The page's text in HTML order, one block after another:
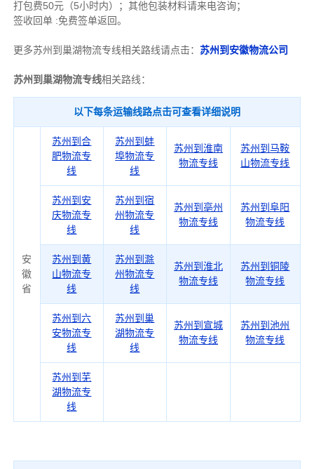
打包费50元（5小时内）；其他包装材料请来电咨询；
签收回单 :免费签单返回。
更多苏州到巢湖物流专线相关路线请点击： 苏州到安徽物流公司
苏州到巢湖物流专线相关路线：
以下每条运输线路点击可查看详细说明
安
徽
省
苏州到合
肥物流专
线
苏州到蚌
埠物流专
线
苏州到淮南
物流专线
苏州到马鞍
山物流专线
苏州到安
庆物流专
线
苏州到宿
州物流专
线
苏州到亳州
物流专线
苏州到阜阳
物流专线
苏州到黄
山物流专
线
苏州到滁
州物流专
线
苏州到淮北
物流专线
苏州到铜陵
物流专线
苏州到六
安物流专
线
苏州到巢
湖物流专
线
苏州到宣城
物流专线
苏州到池州
物流专线
苏州到芜
湖物流专
线